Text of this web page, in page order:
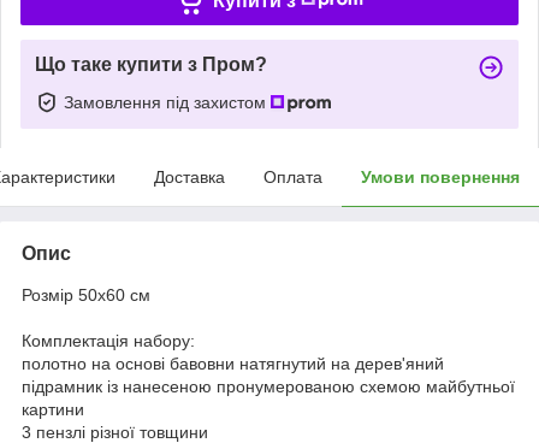
Що таке купити з Пром?
Замовлення під захистом
Доставка Оплата Умови повернення
Опис
Розмір 50x60 см
Комплектація набору:
полотно на основі бавовни натягнутий на дерев'яний
підрамник із нанесеною пронумерованою схемою майбутньої
картини
3 пензлі різної товщини